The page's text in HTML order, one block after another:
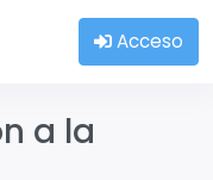
Acceso
a la